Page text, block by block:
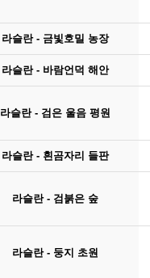
라슬란 - 금빛호밀 농장
라슬란 - 바람언덕 해안
라슬란 - 검은 울음 평원
라슬란 - 흰곰자리 들판
라슬란 - 검붉은 숲
라슬란 - 둥지 초원